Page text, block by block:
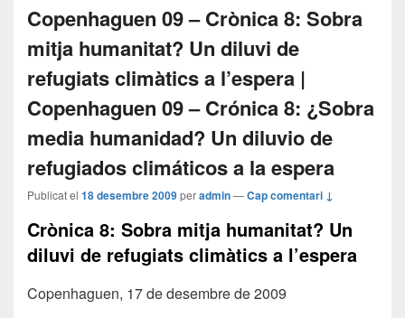
Copenhaguen 09 – Crònica 8: Sobra
mitja humanitat? Un diluvi de
refugiats climàtics a l’espera |
Copenhaguen 09 – Crónica 8: ¿Sobra
media humanidad? Un diluvio de
refugiados climáticos a la espera
Publicat el 18 desembre 2009peradmin—Cap comentari ↓
Crònica 8: Sobra mitja humanitat? Un
diluvi de refugiats climàtics a l’espera
Copenhaguen, 17 de desembre de 2009